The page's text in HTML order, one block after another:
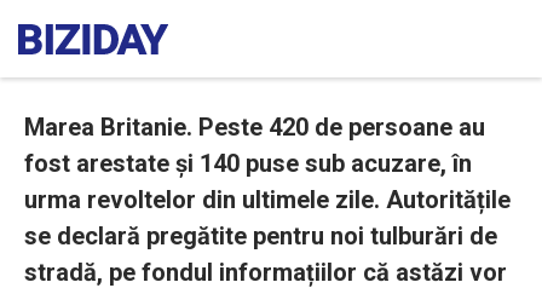
Marea Britanie. Peste 420 de persoane au
fost arestate și 140 puse sub acuzare, în
urma revoltelor din ultimele zile. Autoritățile
se declară pregătite pentru noi tulburări de
stradă, pe fondul informațiilor că astăzi vor